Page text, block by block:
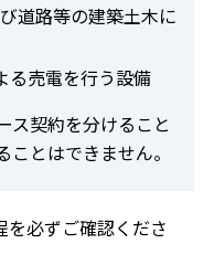
道路等の建築土木に
る売電を行う設備
ス契約を分けること
とはできません。
必ずご確認くださ